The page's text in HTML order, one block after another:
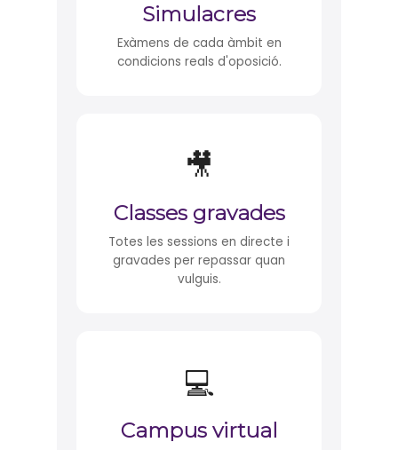
Simulacres
Exàmens de cada àmbit en
condicions reals d'oposició.
🎥
Classes gravades
Totes les sessions en directe i
gravades per repassar quan
vulguis.
💻
Campus virtual